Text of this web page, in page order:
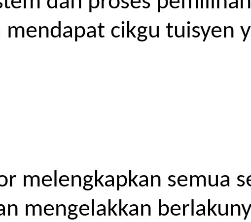
cikgu tuisyen
melengkapkan semua
mengelakkan